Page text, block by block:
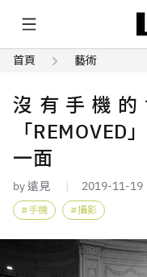
首頁 藝術
沒有手機
「REMOVED
一面
by 遠見 2019-11-19
手機 攝影